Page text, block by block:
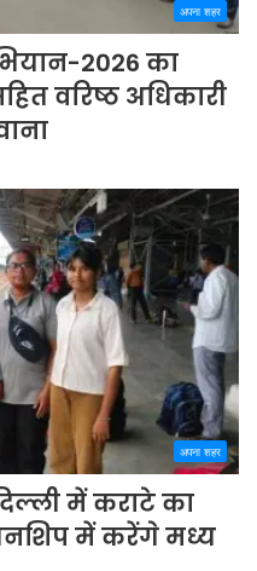
अपना शहर
2026 का
वरिष्ठ अधिकारी
अपना शहर
में कराटे का
में करेंगे मध्य